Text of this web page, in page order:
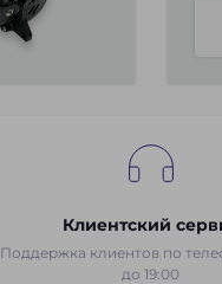
Клиентский
Поддержка клиентов по
до 19:00